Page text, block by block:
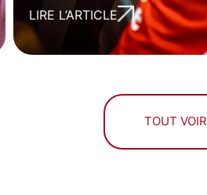
LIRE L’ARTICLE
TOUT VOIR